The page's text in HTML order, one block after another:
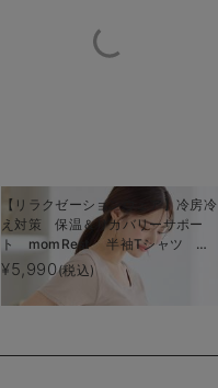
【リラクゼーションウェア】冷房冷
え対策 保温＆リカバリーサポー
ト momRest 半袖Tシャツ
efe×ANGELIEBEコラボ 光電子
日本製
¥5,990(税込)